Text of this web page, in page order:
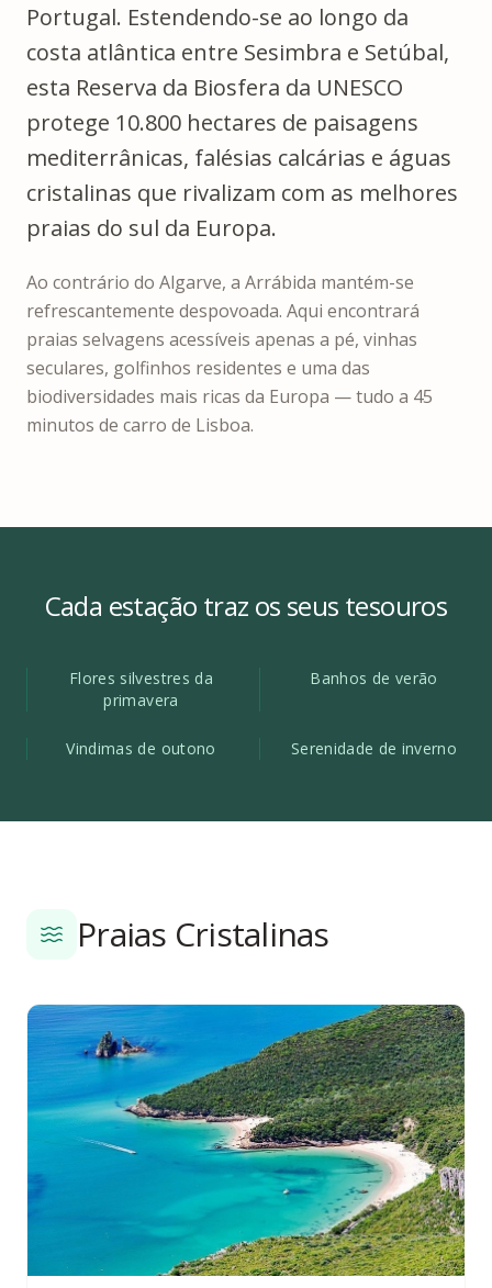
Portugal. Estendendo-se ao longo da
costa atlântica entre Sesimbra e Setúbal,
esta Reserva da Biosfera da UNESCO
protege 10.800 hectares de paisagens
mediterrânicas, falésias calcárias e águas
cristalinas que rivalizam com as melhores
praias do sul da Europa.
Ao contrário do Algarve, a Arrábida mantém-se
refrescantemente despovoada. Aqui encontrará
praias selvagens acessíveis apenas a pé, vinhas
seculares, golfinhos residentes e uma das
biodiversidades mais ricas da Europa — tudo a 45
minutos de carro de Lisboa.
Cada estação traz os seus tesouros
Flores silvestres da
primavera
Banhos de verão
Vindimas de outono Serenidade de inverno
Praias Cristalinas